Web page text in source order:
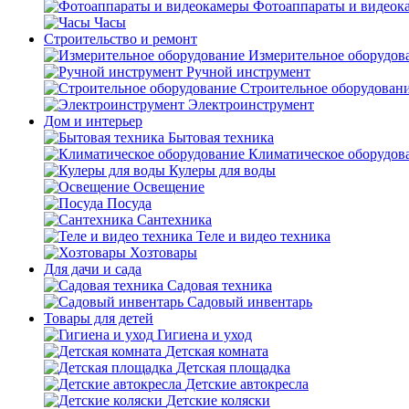
Фотоаппараты и
Часы
Строительство и ремонт
Измерительное
Ручной инструмент
Строительное
Электроинструмент
Дом и интерьер
Бытовая техника
Климатическое
Кулеры для воды
Освещение
Посуда
Сантехника
Теле и видео техника
Хозтовары
Для дачи и сада
Садовая техника
Садовый инвентарь
Товары для детей
Гигиена и уход
Детская комната
Детская площадка
Детские автокресла
Детские коляски